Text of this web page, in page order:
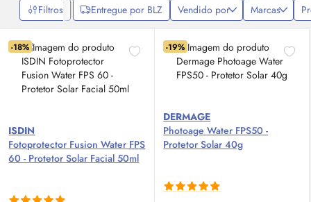
Filtros Entregue por BLZ Vendido por Marcas
-18%
ISDIN
Fotoprotector Fusion Water FPS
60 - Protetor Solar Facial 50ml
-19%
DERMAGE
Photoage Water FPS50 -
Protetor Solar 40g